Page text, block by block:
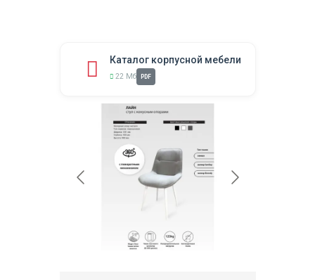
Каталог корпусной мебели
22 Мб PDF